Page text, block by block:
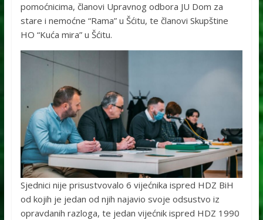
pomoćnicima, članovi Upravnog odbora JU Dom za
stare i nemoćne “Rama” u Šćitu, te članovi Skupštine
HO “Kuća mira” u Šćitu.
Sjednici nije prisustvovalo 6 vijećnika ispred HDZ BiH
od kojih je jedan od njih najavio svoje odsustvo iz
opravdanih razloga, te jedan vijećnik ispred HDZ 1990